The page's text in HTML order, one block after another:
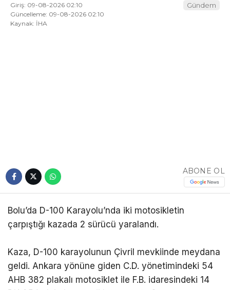
Giriş: 09-08-2026 02:10
Güncelleme: 09-08-2026 02:10
Kaynak: İHA
Gündem
ABONE OL
Bolu’da D-100 Karayolu’nda iki motosikletin
çarpıştığı kazada 2 sürücü yaralandı.
Kaza, D-100 karayolunun Çivril mevkiinde meydana
geldi. Ankara yönüne giden C.D. yönetimindeki 54
AHB 382 plakalı motosiklet ile F.B. idaresindeki 14